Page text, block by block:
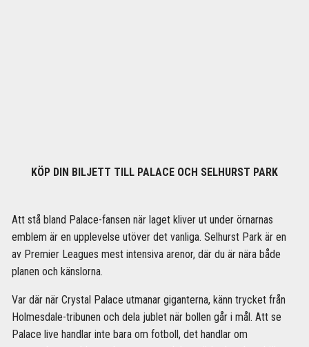
KÖP DIN BILJETT TILL PALACE OCH SELHURST PARK
Att stå bland Palace-fansen när laget kliver ut under örnarnas
emblem är en upplevelse utöver det vanliga. Selhurst Park är en
av Premier Leagues mest intensiva arenor, där du är nära både
planen och känslorna.
Var där när Crystal Palace utmanar giganterna, känn trycket från
Holmesdale-tribunen och dela jublet när bollen går i mål. Att se
Palace live handlar inte bara om fotboll, det handlar om